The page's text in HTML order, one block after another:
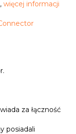
więcej informacji
za łączność
posiadali